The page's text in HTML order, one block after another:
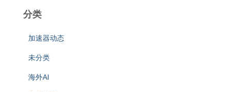
分类
加速器动态
未分类
海外AI